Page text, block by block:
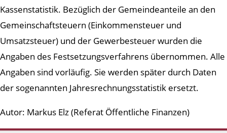
Kassenstatistik. Bezüglich der Gemeindeanteile an den
Gemeinschaftsteuern (Einkommensteuer und
Umsatzsteuer) und der Gewerbesteuer wurden die
Angaben des Festsetzungsverfahrens übernommen. Alle
Angaben sind vorläufig. Sie werden später durch Daten
der sogenannten Jahresrechnungsstatistik ersetzt.
Autor: Markus Elz (Referat Öffentliche Finanzen)